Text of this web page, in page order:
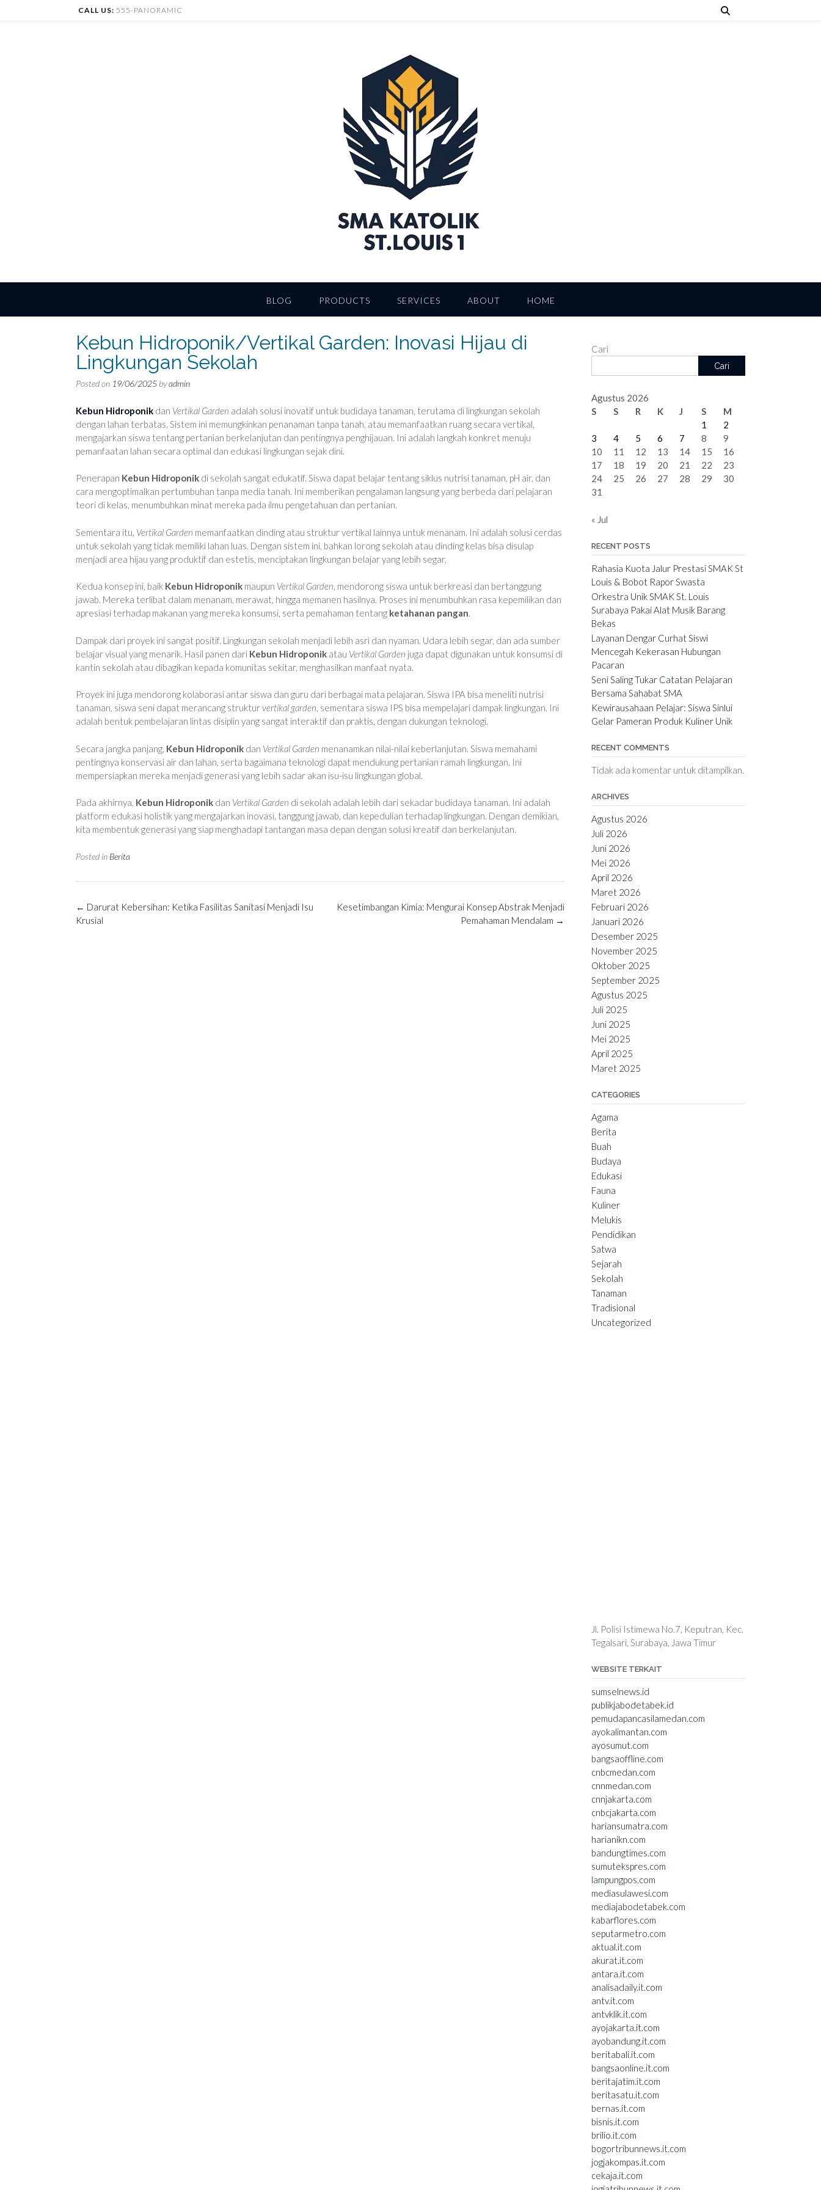
to
CALL US: 555-PANORAMIC
BLOG PRODUCTS SERVICES ABOUT HOME
Kebun Hidroponik/Vertikal Garden: Inovasi Hijau di
Lingkungan Sekolah
Posted on 19/06/2025 byadmin
Kebun Hidroponik dan Vertikal Garden adalah solusi inovatif untuk budidaya tanaman, terutama di lingkungan sekolah
dengan lahan terbatas. Sistem ini memungkinkan penanaman tanpa tanah, atau memanfaatkan ruang secara vertikal,
mengajarkan siswa tentang pertanian berkelanjutan dan pentingnya penghijauan. Ini adalah langkah konkret menuju
pemanfaatan lahan secara optimal dan edukasi lingkungan sejak dini.
Penerapan Kebun Hidroponik di sekolah sangat edukatif. Siswa dapat belajar tentang siklus nutrisi tanaman, pH air, dan
cara mengoptimalkan pertumbuhan tanpa media tanah. Ini memberikan pengalaman langsung yang berbeda dari pelajaran
teori di kelas, menumbuhkan minat mereka pada ilmu pengetahuan dan pertanian.
Sementara itu, Vertikal Garden memanfaatkan dinding atau struktur vertikal lainnya untuk menanam. Ini adalah solusi cerdas
untuk sekolah yang tidak memiliki lahan luas. Dengan sistem ini, bahkan lorong sekolah atau dinding kelas bisa disulap
menjadi area hijau yang produktif dan estetis, menciptakan lingkungan belajar yang lebih segar.
Kedua konsep ini, baik Kebun Hidroponik maupun Vertikal Garden, mendorong siswa untuk berkreasi dan bertanggung
jawab. Mereka terlibat dalam menanam, merawat, hingga memanen hasilnya. Proses ini menumbuhkan rasa kepemilikan dan
apresiasi terhadap makanan yang mereka konsumsi, serta pemahaman tentang ketahanan pangan.
Dampak dari proyek ini sangat positif. Lingkungan sekolah menjadi lebih asri dan nyaman. Udara lebih segar, dan ada sumber
belajar visual yang menarik. Hasil panen dari Kebun Hidroponik atau Vertikal Garden juga dapat digunakan untuk konsumsi di
kantin sekolah atau dibagikan kepada komunitas sekitar, menghasilkan manfaat nyata.
Proyek ini juga mendorong kolaborasi antar siswa dan guru dari berbagai mata pelajaran. Siswa IPA bisa meneliti nutrisi
tanaman, siswa seni dapat merancang strukturvertikal garden, sementara siswa IPS bisa mempelajari dampak lingkungan. Ini
adalah bentuk pembelajaran lintas disiplin yang sangat interaktif dan praktis, dengan dukungan teknologi.
Secara jangka panjang, Kebun Hidroponik dan Vertikal Garden menanamkan nilai-nilai keberlanjutan. Siswa memahami
pentingnya konservasi air dan lahan, serta bagaimana teknologi dapat mendukung pertanian ramah lingkungan. Ini
mempersiapkan mereka menjadi generasi yang lebih sadar akan isu-isu lingkungan global.
Pada akhirnya, Kebun Hidroponik dan Vertikal Garden di sekolah adalah lebih dari sekadar budidaya tanaman. Ini adalah
platform edukasi holistik yang mengajarkan inovasi, tanggung jawab, dan kepedulian terhadap lingkungan. Dengan demikian,
kita membentuk generasi yang siap menghadapi tantangan masa depan dengan solusi kreatif dan berkelanjutan.
Posted in Berita
Post
navigation
Kesetimbangan Kimia: Mengurai Konsep Abstrak Menjadi
Pemahaman Mendalam →
← Darurat Kebersihan: Ketika Fasilitas Sanitasi Menjadi Isu
Krusial
Cari
Cari
Agustus 2026
S
S R K J S
M
1
2
3
4 5 6 7 8
9
10
11 12 13 14 15
16
17
18 19 20 21 22
23
24
25 26 27 28 29
30
31
« Jul
RECENT POSTS
Rahasia Kuota Jalur Prestasi SMAK St
Louis & Bobot Rapor Swasta
Orkestra Unik SMAK St. Louis
Surabaya Pakai Alat Musik Barang
Bekas
Layanan Dengar Curhat Siswi
Mencegah Kekerasan Hubungan
Pacaran
Seni Saling Tukar Catatan Pelajaran
Bersama Sahabat SMA
Kewirausahaan Pelajar: Siswa Sinlui
Gelar Pameran Produk Kuliner Unik
RECENT COMMENTS
Tidak ada komentar untuk ditampilkan.
ARCHIVES
Agustus 2026
Juli 2026
Juni 2026
Mei 2026
April 2026
Maret 2026
Februari 2026
Januari 2026
Desember 2025
November 2025
Oktober 2025
September 2025
Agustus 2025
Juli 2025
Juni 2025
Mei 2025
April 2025
Maret 2025
CATEGORIES
Agama
Berita
Buah
Budaya
Edukasi
Fauna
Kuliner
Melukis
Pendidikan
Satwa
Sejarah
Sekolah
Tanaman
Tradisional
Uncategorized
Jl. Polisi Istimewa No.7, Keputran, Kec.
Tegalsari, Surabaya, Jawa Timur
WEBSITE TERKAIT
sumselnews.id
publikjabodetabek.id
pemudapancasilamedan.com
ayokalimantan.com
ayosumut.com
bangsaoffline.com
cnbcmedan.com
cnnmedan.com
cnnjakarta.com
cnbcjakarta.com
hariansumatra.com
harianikn.com
bandungtimes.com
sumutekspres.com
lampungpos.com
mediasulawesi.com
mediajabodetabek.com
kabarflores.com
seputarmetro.com
aktual.it.com
akurat.it.com
antara.it.com
analisadaily.it.com
antv.it.com
antvklik.it.com
ayojakarta.it.com
ayobandung.it.com
beritabali.it.com
bangsaonline.it.com
beritajatim.it.com
beritasatu.it.com
bernas.it.com
bisnis.it.com
brilio.it.com
bogortribunnews.it.com
jogjakompas.it.com
cekaja.it.com